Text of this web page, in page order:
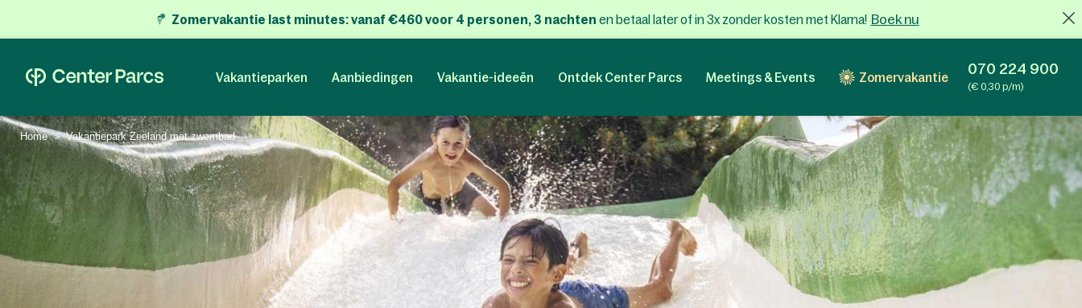
Zomervakantie last minutes:vanaf €460 voor 4 personen, 3 nachten en betaal later of in 3x zonder kosten met Klarna! Boek nu
Vakantieparken Aanbiedingen Vakantie-ideeën Ontdek Center Parcs Meetings & Events Zomervakantie 070 224 900
(€ 0,30 p/m)
Home Vakantiepark Zeeland met zwembad